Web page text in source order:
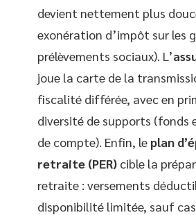
devient nettement plus
exonération d’impôt sur les
prélèvements sociaux). L’
joue la carte de la
fiscalité différée, avec en
diversité de supports (fonds
de compte). Enfin, le plan
retraite (PER) cible la
retraite : versements
disponibilité limitée, sauf